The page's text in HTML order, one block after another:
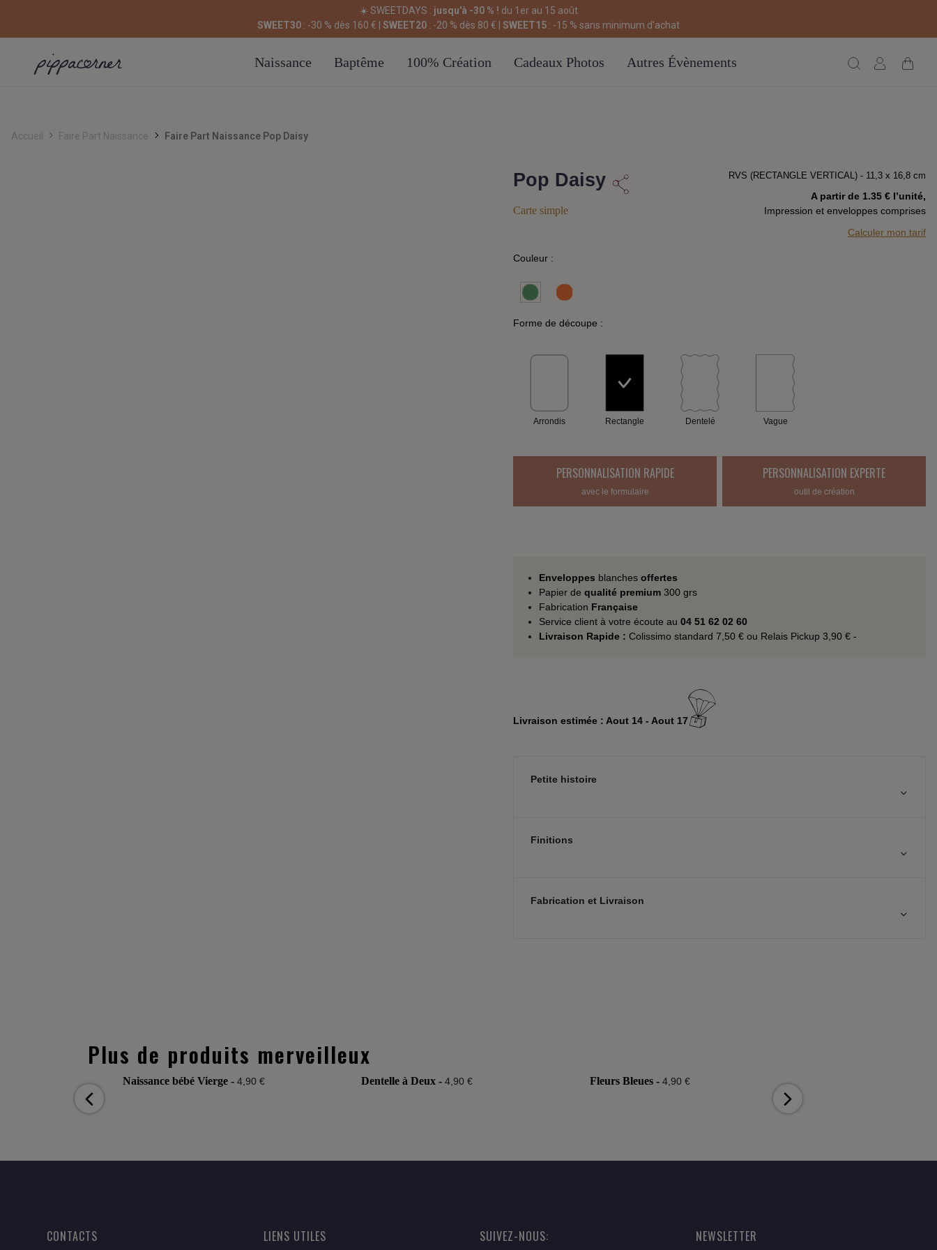
☀️ SWEETDAYS : jusqu'à -30 % ! du 1er au 15 août
SWEET30 : -30 % dès 160 € | SWEET20 : -20 % dès 80 € | SWEET15 : -15 % sans minimum d'achat
Naissance Baptême 100% Création Cadeaux Photos Autres Évènements
Accueil Faire Part Naissance Faire Part Naissance Pop Daisy
Pop Daisy
Carte simple
RVS (RECTANGLE VERTICAL) - 11,3 x 16,8 cm
A partir de 1.35 € l’unité,
Impression et enveloppes comprises
Calculer mon tarif
Couleur :
Forme de découpe :
Arrondis Rectangle Dentelé Vague
PERSONNALISATION RAPIDE
avec le formulaire
PERSONNALISATION EXPERTE
outil de création
Enveloppes blanches offertes
Papier de qualité premium 300 grs
Fabrication Française
Service client à votre écoute au 04 51 62 02 60
Livraison Rapide : Colissimo standard 7,50 € ou Relais Pickup 3,90 € -
Livraison estimée : Aout 14 - Aout 17
Petite histoire
Finitions
Fabrication et Livraison
Plus de produits merveilleux
Naissance bébé Vierge - 4,90 € Dentelle à Deux -4,90 € Fleurs Bleues - 4,90 €
CONTACTS LIENS UTILES SUIVEZ-NOUS: NEWSLETTER